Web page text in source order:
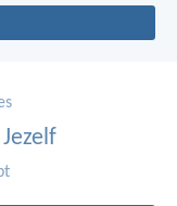
Jezelf